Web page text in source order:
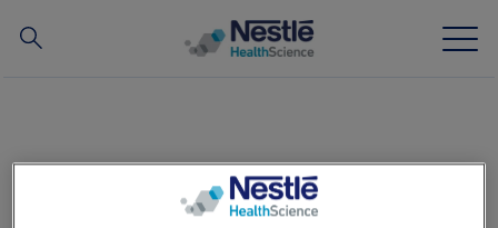
content
尋
我們的專業
食物過敏